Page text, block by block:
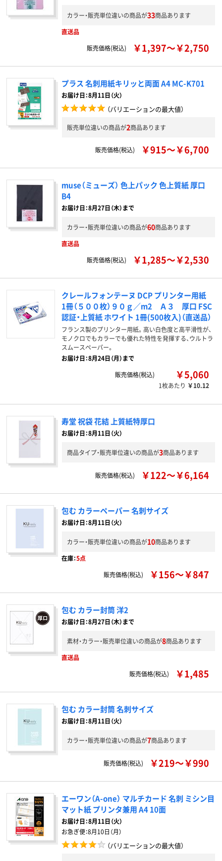
カラー・販売単位違いの商品が33商品あります
直送品
販売価格(税込)
￥1,397～￥2,750
プラス 名刺用紙キリッと両面 A4 MC-K701
お届け日：8月11日（火）
（バリエーションの最大値）
販売単位違いの商品が2商品あります
販売価格(税込) ￥915～￥6,700
muse（ミューズ） 色上パック 色上質紙 厚口
B4
お届け日：8月27日（木）まで
カラー・販売単位違いの商品が60商品あります
直送品
販売価格(税込)
￥1,285～￥2,530
クレールフォンテーヌ DCP プリンター用紙
1冊（５００枚）９０ｇ／m2 Ａ３ 厚口 FSC
認証・上質紙 ホワイト 1冊(500枚入)（直送品）
フランス製のプリンター用紙。高い白色度と高平滑性が、
モノクロでもカラーでも優れた特性を発揮する、ウルトラ
スムースペーパー。
お届け日：8月24日（月）まで
販売価格(税込)
￥5,060
1枚あたり ￥10.12
寿堂 祝袋 花結 上質紙特厚口
お届け日：8月11日（火）
商品タイプ・販売単位違いの商品が3商品あります
販売価格(税込) ￥122～￥6,164
包む カラーペーパー 名刺サイズ
お届け日：8月11日（火）
カラー・販売単位違いの商品が10商品あります
在庫：5点
販売価格(税込)
￥156～￥847
包む カラー封筒 洋2
お届け日：8月27日（木）まで
素材・カラー・販売単位違いの商品が8商品あります
直送品
販売価格(税込)
￥1,485
包む カラー封筒 名刺サイズ
お届け日：8月11日（火）
カラー・販売単位違いの商品が7商品あります
販売価格(税込) ￥219～￥990
エーワン（A-one） マルチカード 名刺 ミシン目
マット紙 プリンタ兼用 A4 10面
お届け日：8月11日（火）
お急ぎ便：8月10日（月）
（バリエーションの最大値）